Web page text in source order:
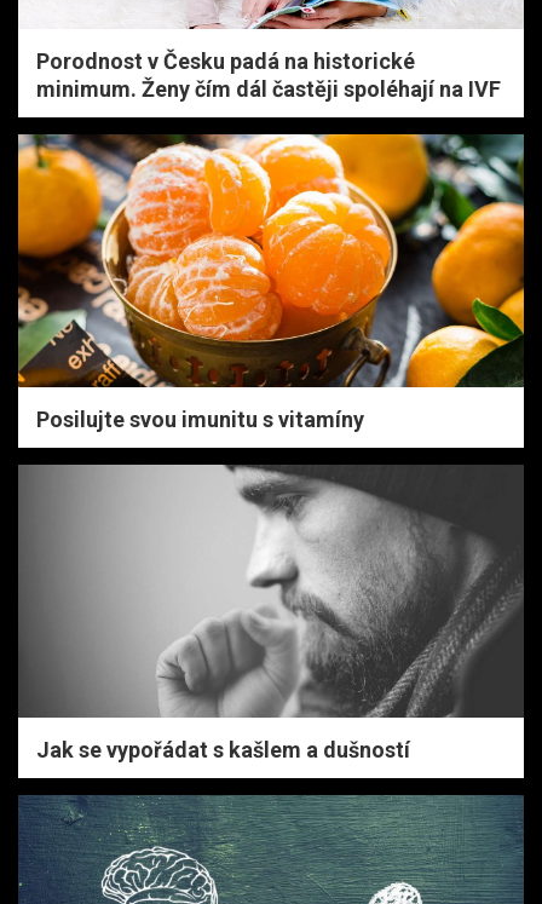
Porodnost v Česku padá na historické
minimum. Ženy čím dál častěji spoléhají na IVF
Posilujte svou imunitu s vitamíny
Jak se vypořádat s kašlem a dušností